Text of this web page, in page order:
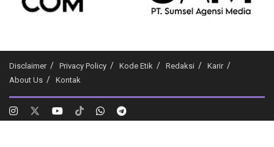
Disclaimer Privacy Policy Kode Etik Redaksi
Karir
About Us
Kontak